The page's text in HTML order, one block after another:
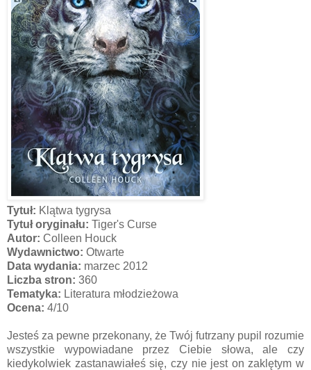
Tytuł: Klątwa tygrysa
Tytuł oryginału: Tiger's Curse
Autor: Colleen Houck
Wydawnictwo: Otwarte
Data wydania: marzec 2012
Liczba stron: 360
Tematyka: Literatura młodzieżowa
Ocena: 4/10
Jesteś za pewne przekonany, że Twój futrzany pupil rozumie
wszystkie wypowiadane przez Ciebie słowa, ale czy
kiedykolwiek zastanawiałeś się, czy nie jest on zaklętym w